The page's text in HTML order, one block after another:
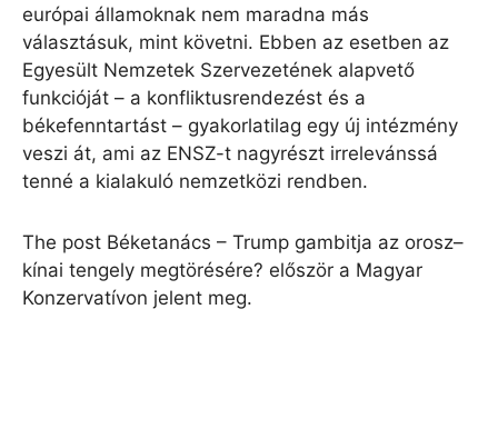
európai államoknak nem maradna más
választásuk, mint követni. Ebben az esetben az
Egyesült Nemzetek Szervezetének alapvető
funkcióját – a konfliktusrendezést és a
békefenntartást – gyakorlatilag egy új intézmény
veszi át, ami az ENSZ-t nagyrészt irrelevánssá
tenné a kialakuló nemzetközi rendben.
The post Béketanács – Trump gambitja az orosz–
kínai tengely megtörésére? először a Magyar
Konzervatívon jelent meg.